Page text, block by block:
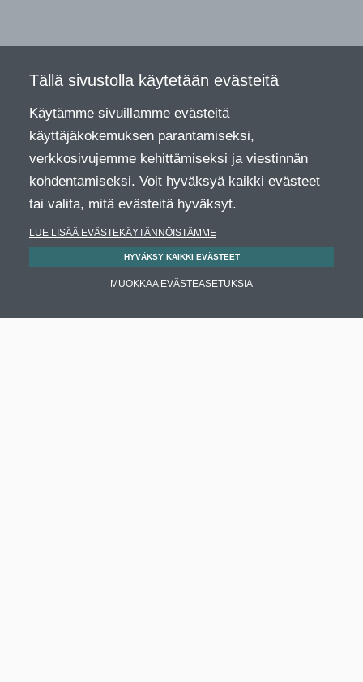
Tällä sivustolla käytetään evästeitä
Käytämme sivuillamme evästeitä
käyttäjäkokemuksen parantamiseksi,
verkkosivujemme kehittämiseksi ja viestinnän
kohdentamiseksi. Voit hyväksyä kaikki evästeet
tai valita, mitä evästeitä hyväksyt.
LUE LISÄÄ EVÄSTEKÄYTÄNNÖISTÄMME
HYVÄKSY KAIKKI EVÄSTEET
MUOKKAA EVÄSTEASETUKSIA